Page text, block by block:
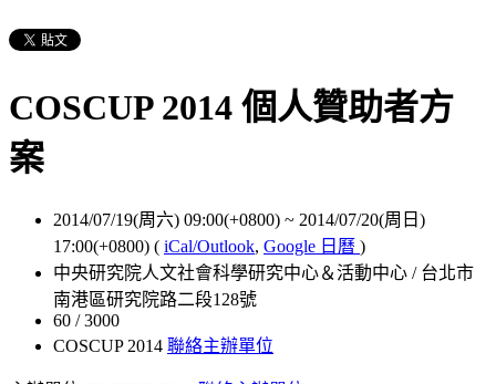
COSCUP 2014 個人贊助者方
案
2014/07/19(周六) 09:00(+0800) ~ 2014/07/20(周日)
17:00(+0800) ( iCal/Outlook, Google 日曆 )
中央研究院人文社會科學研究中心＆活動中心 / 台北市
南港區研究院路二段128號
60 / 3000
COSCUP 2014 聯絡主辦單位